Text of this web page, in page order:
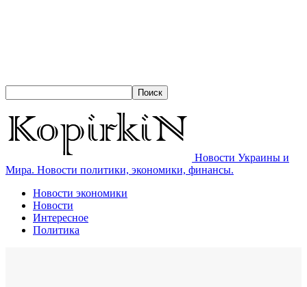
Новости Украины и
Мира. Новости политики, экономики, финансы.
Новости экономики
Новости
Интересное
Политика